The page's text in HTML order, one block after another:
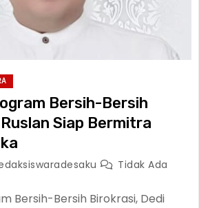
Bersih-Bersih
Siap Bermitra
Tidak Ada
Bersih-Bersih Birokrasi, Dedi